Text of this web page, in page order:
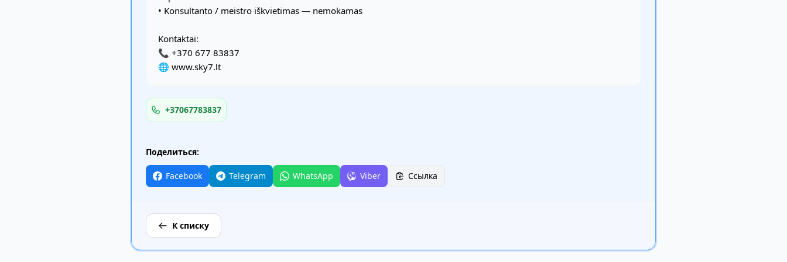
• Konsultanto / meistro iškvietimas — nemokamas
Kontaktai:
📞 +370 677 83837
🌐 www.sky7.lt
+37067783837
Поделиться:
Facebook Telegram WhatsApp Viber Ссылка
К списку